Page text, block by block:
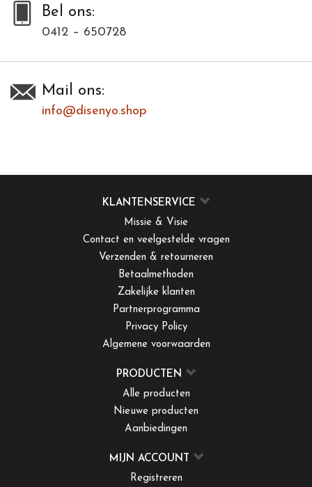
Bel ons:
0412 – 650728
Mail ons:
info@disenyo.shop
KLANTENSERVICE
Missie & Visie
Contact en veelgestelde vragen
Verzenden & retourneren
Betaalmethoden
Zakelijke klanten
Partnerprogramma
Privacy Policy
Algemene voorwaarden
PRODUCTEN
Alle producten
Nieuwe producten
Aanbiedingen
MIJN ACCOUNT
Registreren